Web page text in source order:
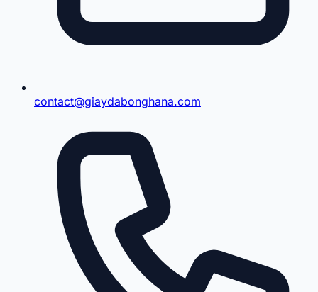
contact@giaydabonghana.com